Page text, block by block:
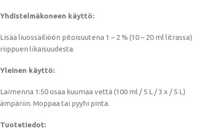
Yhdistelmäkoneen käyttö:
Lisää liuossäiliöön pitoisuutena 1 – 2 % (10 – 20 ml litrassa)
riippuen likaisuudesta.
Yleinen käyttö:
Laimenna 1:50 osaa kuumaa vettä (100 ml / 5 L / 3 x / 5 L)
ämpäriin. Moppaa tai pyyhi pinta.
Tuotetiedot: